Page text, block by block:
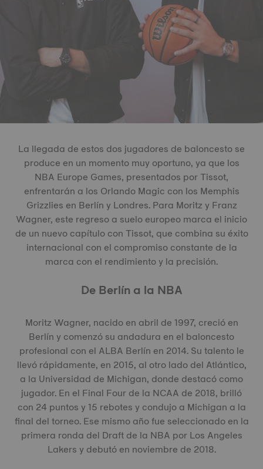
La llegada de estos dos jugadores de baloncesto se
produce en un momento muy oportuno, ya que los
NBA Europe Games, presentados por Tissot,
enfrentarán a los Orlando Magic con los Memphis
Grizzlies en Berlín y Londres. Para Moritz y Franz
Wagner, este regreso a suelo europeo marca el inicio
de un nuevo capítulo con Tissot, que combina su éxito
internacional con el compromiso constante de la
marca con el rendimiento y la precisión.
De Berlín a la NBA
Moritz Wagner, nacido en abril de 1997, creció en
Berlín y comenzó su andadura en el baloncesto
profesional con el ALBA Berlín en 2014. Su talento le
llevó rápidamente, en 2015, al otro lado del Atlántico,
a la Universidad de Michigan, donde destacó como
jugador. En el Final Four de la NCAA de 2018, brilló
con 24 puntos y 15 rebotes y condujo a Michigan a la
final del torneo. Ese mismo año fue seleccionado en la
primera ronda del Draft de la NBA por Los Angeles
Lakers y debutó en noviembre de 2018.